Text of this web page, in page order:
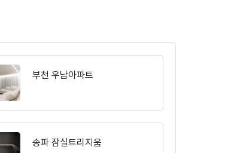
부천 우남아파트
송파 잠실트리지움